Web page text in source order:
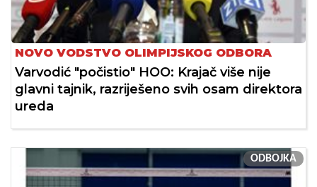
NOVO VODSTVO OLIMPIJSKOG ODBORA
Varvodić "počistio" HOO: Krajač više nije
glavni tajnik, razriješeno svih osam direktora
ureda
ODBOJKA